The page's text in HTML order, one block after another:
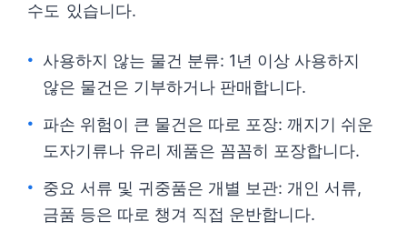
수도 있습니다.
사용하지 않는 물건 분류: 1년 이상 사용하지
않은 물건은 기부하거나 판매합니다.
파손 위험이 큰 물건은 따로 포장: 깨지기 쉬운
도자기류나 유리 제품은 꼼꼼히 포장합니다.
중요 서류 및 귀중품은 개별 보관: 개인 서류,
금품 등은 따로 챙겨 직접 운반합니다.